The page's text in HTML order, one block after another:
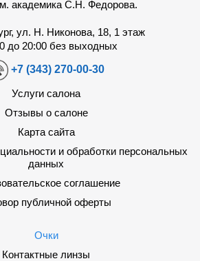
академика С.Н. Федорова.
ул. Н. Никонова, 18, 1 этаж
до 20:00 без выходных
+7 (343) 270-00-30
Услуги салона
Отзывы о салоне
Карта сайта
и обработки персональных
данных
соглашение
публичной оферты
Очки
Контактные линзы